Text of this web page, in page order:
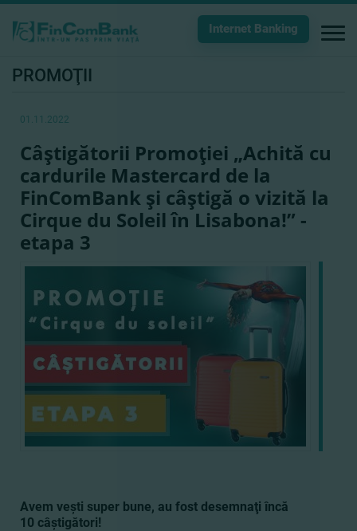
Internet Banking
PROMOŢII
01.11.2022
Câştigătorii Promoţiei „Achită cu
cardurile Mastercard de la
FinComBank şi câştigă o vizită la
Cirque du Soleil în Lisabona!” -
etapa 3
Avem veşti super bune, au fost desemnaţi încă
10 câştigători!